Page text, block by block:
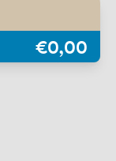
€0,00